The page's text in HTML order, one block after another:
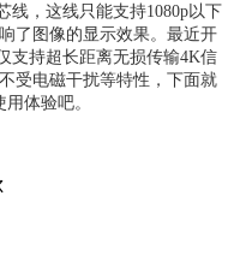
线，这线只能支持1080p以下
了图像的显示效果。最近开
支持超长距离无损传输4K信
受电磁干扰等特性，下面就
体验吧。